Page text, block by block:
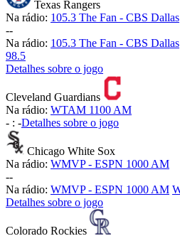
Texas Rangers
Na rádio: 105.3 The Fan - CBS Dallas
--
Na rádio: 105.3 The Fan - CBS Dallas
98.5
Detalhes sobre o jogo
Cleveland Guardians
Na rádio: WTAM 1100 AM
- : -Detalhes sobre o jogo
Chicago White Sox
Na rádio: WMVP - ESPN 1000 AM
--
Na rádio: WMVP - ESPN 1000 AM
Detalhes sobre o jogo
Colorado Rockies